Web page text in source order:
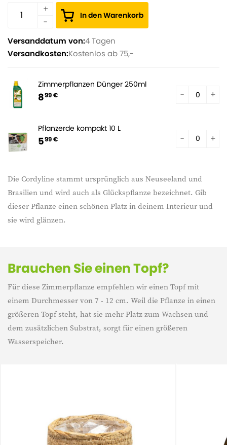
Die Cordyline stammt ursprünglich aus Neuseeland und
Brasilien und wird auch als Glückspflanze bezeichnet. Gib
dieser Pflanze einen schönen Platz in deinem Interieur und
sie wird glänzen.
In den Warenkorb
Versanddatum von:4 Tagen
Versandkosten:Kostenlos ab 75,-
Zimmerpflanzen Dünger 250ml
899 €
Pflanzerde kompakt 10 L
599 €
Brauchen Sie einen Topf?
Für diese Zimmerpflanze empfehlen wir einen Topf mit
einem Durchmesser von 7 - 12 cm. Weil die Pflanze in einen
größeren Topf steht, hat sie mehr Platz zum Wachsen und
dem zusätzlichen Substrat, sorgt für einen größeren
Wasserspeicher.